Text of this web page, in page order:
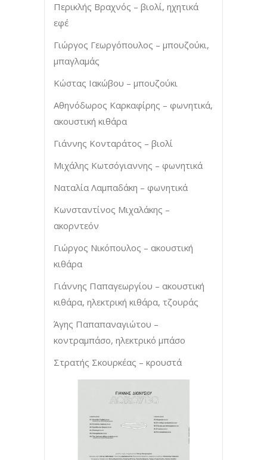
Περικλής Βραχνός – βιολί, ηχητικά
εφέ
Γιώργος Γεωργόπουλος – μπουζούκι,
μπαγλαμάς
Κώστας Ιακώβου – μπουζούκι
Αθηνόδωρος Καρκαφίρης – φωνητικά,
ακουστική κιθάρα
Γιάννης Κονταράτος – βιολί
Μιχάλης Κωτσόγιαννης – φωνητικά
Ναταλία Λαμπαδάκη – φωνητικά
Κωνσταντίνος Μιχαλάκης –
ακορντεόν
Γιώργος Νικόπουλος – ακουστική
κιθάρα
Γιάννης Παπαγεωργίου – ακουστική
κιθάρα, ηλεκτρική κιθάρα, τζουράς
Άγης Παπαπαναγιώτου –
κοντραμπάσο, ηλεκτρικό μπάσο
Στρατής Σκουρκέας – κρουστά